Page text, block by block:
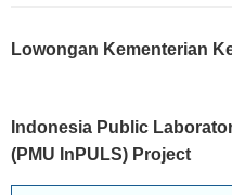
Lowongan Kementerian
Indonesia Public
(PMU InPULS) Project